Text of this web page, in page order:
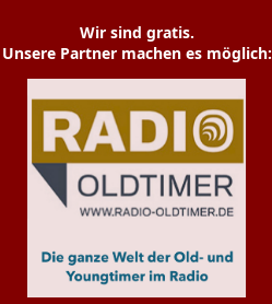
Wir sind gratis.
Unsere Partner machen es möglich: